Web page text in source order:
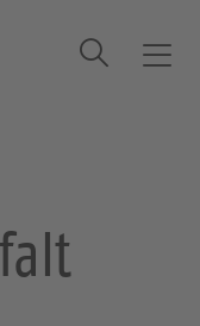
T
Suche